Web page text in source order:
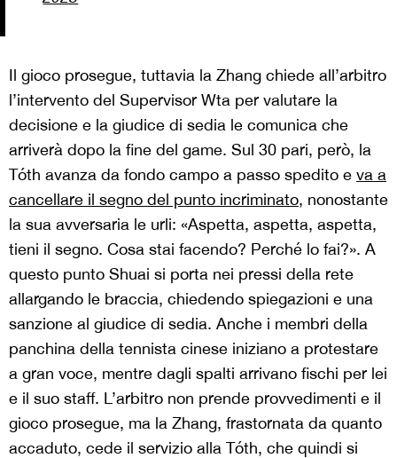
Il gioco prosegue, tuttavia la Zhang chiede all’arbitro
l’intervento del Supervisor Wta per valutare la
decisione e la giudice di sedia le comunica che
arriverà dopo la fine del game. Sul 30 pari, però, la
Tóth avanza da fondo campo a passo spedito e va a
cancellare il segno del punto incriminato, nonostante
la sua avversaria le urli: «Aspetta, aspetta, aspetta,
tieni il segno. Cosa stai facendo? Perché lo fai?». A
questo punto Shuai si porta nei pressi della rete
allargando le braccia, chiedendo spiegazioni e una
sanzione al giudice di sedia. Anche i membri della
panchina della tennista cinese iniziano a protestare
a gran voce, mentre dagli spalti arrivano fischi per lei
e il suo staff. L’arbitro non prende provvedimenti e il
gioco prosegue, ma la Zhang, frastornata da quanto
accaduto, cede il servizio alla Tóth, che quindi si